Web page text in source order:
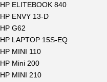
HP ELITEBOOK 840
HP ENVY 13-D
HP G62
HP LAPTOP 15S-EQ
HP MINI 110
HP Mini 200
HP MINI 210